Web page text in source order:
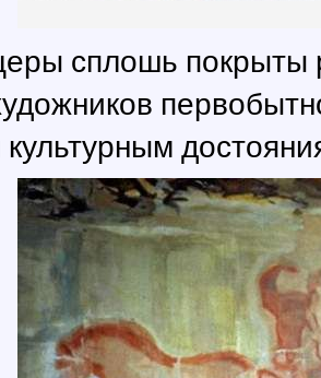
сплошь покрыты